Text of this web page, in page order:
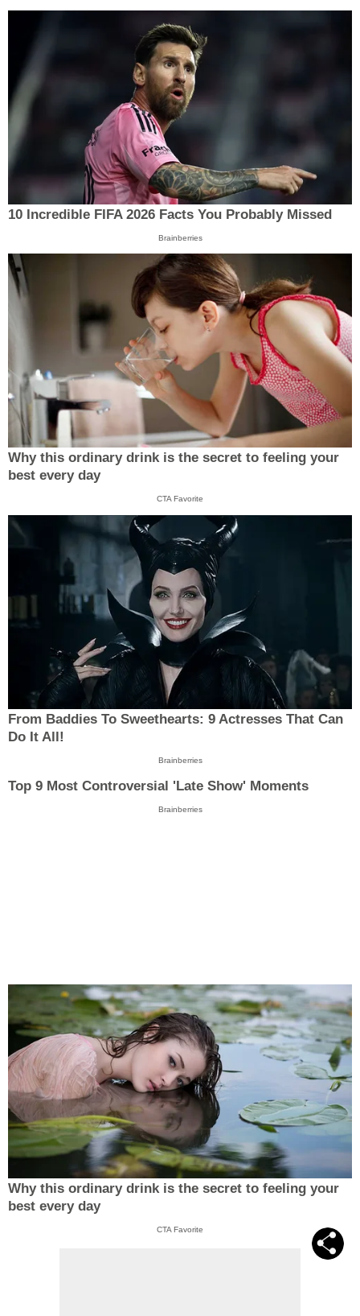
10 Incredible FIFA 2026 Facts You Probably Missed
Brainberries
Why this ordinary drink is the secret to feeling your
best every day
CTA Favorite
From Baddies To Sweethearts: 9 Actresses That Can
Do It All!
Brainberries
Top 9 Most Controversial 'Late Show' Moments
Brainberries
Why this ordinary drink is the secret to feeling your
best every day
CTA Favorite